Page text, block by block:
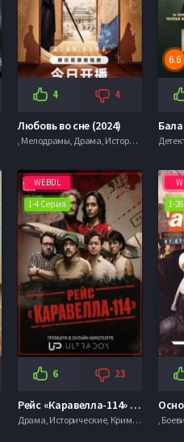
4 4
Любовь во сне (2024)
, Мелодрамы, Драма, Исторические
6.6
WEBDL
1-4 Серия
6 23
Рейс «Каравелла-114» (2026)
Драма, Исторические, Криминал
1-